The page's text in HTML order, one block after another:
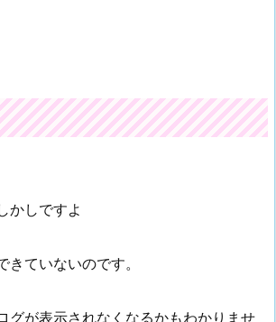
かしですよ
きていないのです。
グが表示されなくなるかもわかりませ